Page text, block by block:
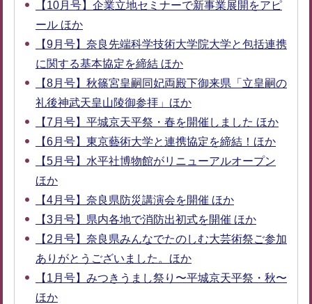
【10月号】企業立地セミナーで新事業展開をアピ
ール ほか
【9月号】奈良先端科学技術大学院大学と包括連携
に関する基本協定を締結 ほか
【8月号】秋篠宮皇嗣同妃両殿下御来県「立皇嗣の
礼後神武天皇山陵御参拝」ほか
【7月号】平城京天平祭・春を開催しました ほか
【6月号】東京藝術大学と連携協定を締結！ほか
【5月号】水平社博物館がリニューアルオープン
ほか
【4月号】奈良県防災講演会を開催 ほか
【3月号】県内各地で消防出初式を開催 ほか
【2月号】奈良県みんなでたのしむ大芸術祭ご参加
ありがとうございました。ほか
【1月号】みつきうまし祭り〜平城京天平祭・秋〜
ほか